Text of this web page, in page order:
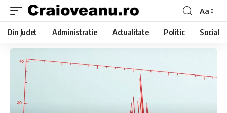
Aa
Din Judet Administratie Actualitate Politic Social